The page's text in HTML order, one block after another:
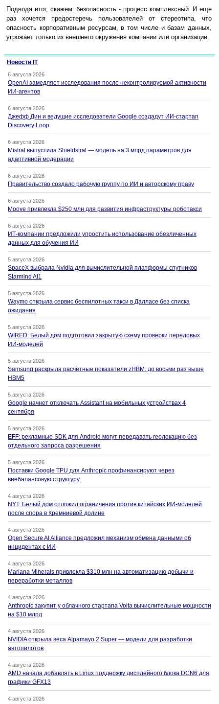
Подводя итог, скажем: безопасность - процесс комплексный. И еще
раз хочется предостеречь пользователей от стереотипа, что
опасность корпоративным ресурсам, в том числе и базам данных,
угрожает только из внешнего окружения компании или организации.
Новости IT
6 августа 2026
OpenAI замедляет исследования после неконтролируемой активности
ИИ-агентов
6 августа 2026
Джефф Дин и ведущие исследователи Google создадут ИИ-стартап
Discovery Loop
6 августа 2026
Mistral выпустила Shieldstral — модель на 3 млрд параметров для
адаптивной модерации
6 августа 2026
Правительство создало рабочую группу по ИИ и авторскому праву
6 августа 2026
Moove привлекла $250 млн для развития инфраструктуры роботакси
6 августа 2026
ИТ-компании предложили упростить использование обезличенных
данных для обучения ИИ
5 августа 2026
SpaceX выбрала Nvidia для вычислительной платформы спутников
Starmind AI1
5 августа 2026
Waymo открыла сервис беспилотных такси в Далласе без списка
ожидания
5 августа 2026
WIRED: Белый дом подготовил закрытую схему проверки передовых
ИИ-моделей
5 августа 2026
Samsung раскрыла расчётные показатели zHBM: до восьми раз выше
HBM5
5 августа 2026
Google начнет отключать Assistant на мобильных устройствах 4
сентября
5 августа 2026
EFF: рекламные SDK для Android могут передавать геолокацию без
отдельного запроса разрешения
5 августа 2026
Поставки Google TPU для Anthropic профинансируют через
внебалансовую структуру
4 августа 2026
NYT: Белый дом отложил ограничения против китайских ИИ-моделей
после спора в Кремниевой долине
4 августа 2026
Open Secure AI Alliance предложил механизм обмена данными об
инцидентах с ИИ
4 августа 2026
Mariana Minerals привлекла $310 млн на автоматизацию добычи и
переработки металлов
4 августа 2026
Anthropic закупит у облачного стартапа Volta вычислительные мощности
на $10 млрд
4 августа 2026
NVIDIA открыла веса Alpamayo 2 Super — модели для разработки
автопилотов
4 августа 2026
AMD начала добавлять в Linux поддержку дисплейного блока DCN6 для
графики GFX13
4 августа 2026